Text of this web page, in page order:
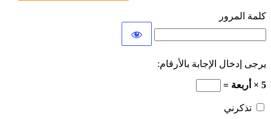
كلمة المرور
يرجى إدخال الإجابة بالأرقام:
5 × أربعة =
تذكرني